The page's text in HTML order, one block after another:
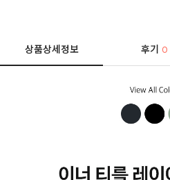
상품상세정보 후기0